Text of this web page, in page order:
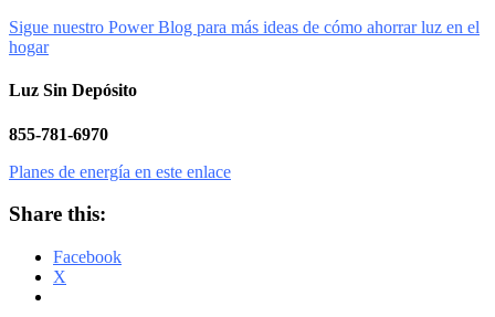
Sigue nuestro Power Blog para más ideas de cómo ahorrar luz en el
hogar
Luz Sin Depósito
855-781-6970
Planes de energía en este enlace
Share this:
Facebook
X